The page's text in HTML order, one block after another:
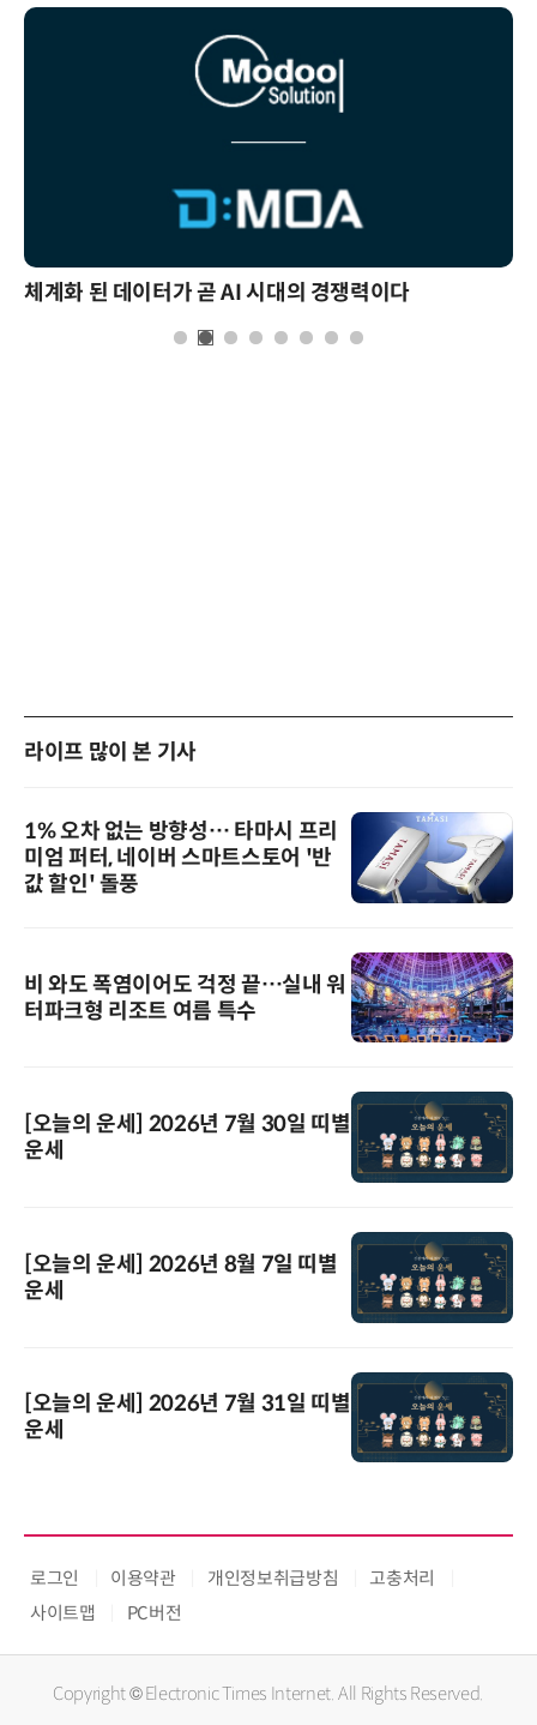
체계화 된 데이터가 곧 AI 시대의 경쟁력이다
라이프 많이 본 기사
1% 오차 없는 방향성… 타마시 프리
미엄 퍼터, 네이버 스마트스토어 '반
값 할인' 돌풍
비 와도 폭염이어도 걱정 끝…실내 워
터파크형 리조트 여름 특수
[오늘의 운세] 2026년 7월 30일 띠별
운세
[오늘의 운세] 2026년 8월 7일 띠별
운세
[오늘의 운세] 2026년 7월 31일 띠별
운세
로그인 이용약관 개인정보취급방침
고충처리
사이트맵
PC버전
Copyright © Electronic Times Internet. All Rights Reserved.